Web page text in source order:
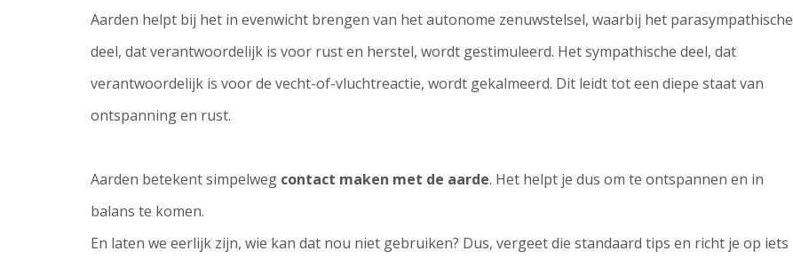
Aarden helpt bij het in evenwicht brengen van het autonome zenuwstelsel, waarbij het parasympathische
deel, dat verantwoordelijk is voor rust en herstel, wordt gestimuleerd. Het sympathische deel, dat
verantwoordelijk is voor de vecht-of-vluchtreactie, wordt gekalmeerd. Dit leidt tot een diepe staat van
ontspanning en rust.
Aarden betekent simpelweg contact maken met de aarde. Het helpt je dus om te ontspannen en in
balans te komen.
En laten we eerlijk zijn, wie kan dat nou niet gebruiken? Dus, vergeet die standaard tips en richt je op iets